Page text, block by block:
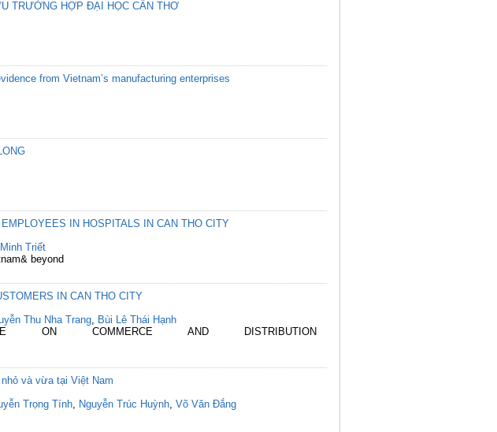
TRƯỜNG HỢP ĐẠI HỌC CẦN THƠ
from Vietnam’s manufacturing enterprises
IN HOSPITALS IN CAN THO CITY
Triết
beyond
IN CAN THO CITY
Thu Nha Trang, Bùi Lê Thái Hạnh
ON COMMERCE AND DISTRIBUTION
và vừa tại Việt Nam
Trọng Tính, Nguyễn Trúc Huỳnh, Võ Văn Đắng